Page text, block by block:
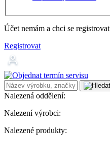
Účet nemám a chci se registrovat
Registrovat
Nalezená oddělení:
Nalezení výrobci:
Nalezené produkty: